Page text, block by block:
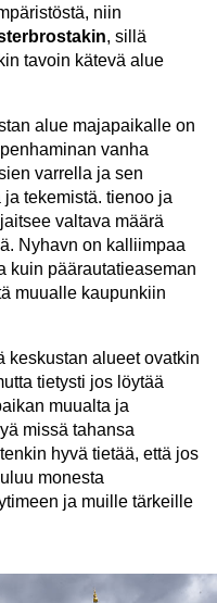
niin
, sillä
tavoin kätevä alue
alue majapaikalle on
vanha
varrella ja sen
tekemistä. tienoo ja
valtava määrä
Nyhavn on kalliimpaa
kuin päärautatieaseman
muualle kaupunkiin
keskustan alueet ovatkin
tietysti jos löytää
muualta ja
missä tahansa
hyvä tietää, että jos
monesta
ja muille tärkeille